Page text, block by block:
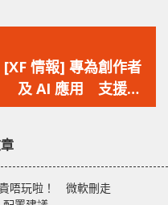
一
篇
文
[XF 情報] 專為創作者
及 AI 應用 支援
Threadripper
EVO/TRX50 WS
唔玩啦！ 微軟刪走